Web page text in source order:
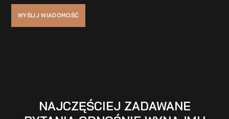
NAJCZĘŚCIEJ ZADAWANE